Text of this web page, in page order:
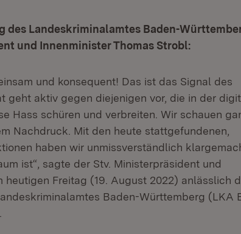
des Landeskriminalamtes Baden-
und Innenminister Thomas Strobl:
und konsequent! Das ist das Signal des
geht aktiv gegen diejenigen vor, die in der
Hass schüren und verbreiten. Wir schauen
Nachdruck. Mit den heute stattgefundenen,
haben wir unmissverständlich
ist“, sagte der Stv. Ministerpräsident und
heutigen Freitag (19. August 2022) anlässlich
Baden-Württemberg (LKA